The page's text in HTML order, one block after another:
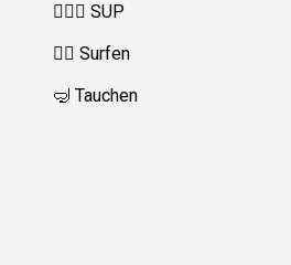
🏄‍♀️🛶 SUP
🏄‍♂️ Surfen
🤿 Tauchen